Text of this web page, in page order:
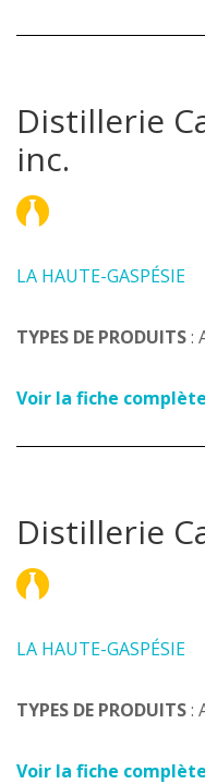
Distillerie
inc.
LA HAUTE-GASPÉSIE
TYPES DE PRODUITS:
Voir la fiche complète
Distillerie
LA HAUTE-GASPÉSIE
TYPES DE PRODUITS:
Voir la fiche complète